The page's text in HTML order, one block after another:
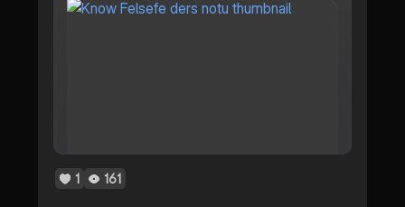
1 161